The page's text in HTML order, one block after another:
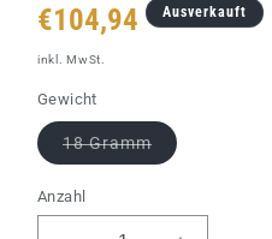
Normaler
Preis
€104,94 Ausverkauft
inkl. MwSt.
Gewicht
18 GrammVariante
ausverkauft
Anzahl